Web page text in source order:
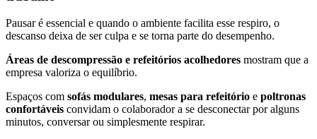
Pausar é essencial e quando o ambiente facilita esse respiro, o
descanso deixa de ser culpa e se torna parte do desempenho.
Áreas de descompressão e refeitórios acolhedores mostram que a
empresa valoriza o equilíbrio.
Espaços com sofás modulares, mesas para refeitório e poltronas
confortáveis convidam o colaborador a se desconectar por alguns
minutos, conversar ou simplesmente respirar.